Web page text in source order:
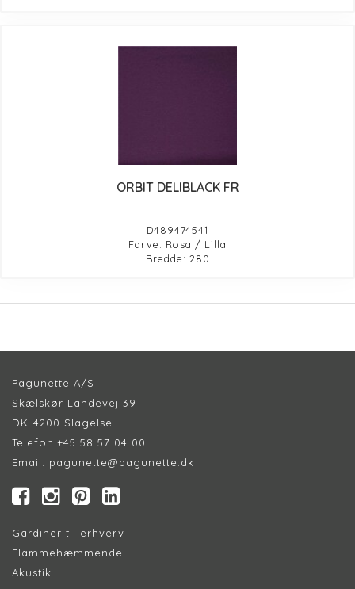
ORBIT DELIBLACK FR
D489474541
Farve: Rosa / Lilla
Bredde: 280
Pagunette A/S
Skælskør Landevej 39
DK-4200 Slagelse
Telefon:+45 58 57 04 00
Email: pagunette@pagunette.dk
Gardiner til erhverv
Flammehæmmende
Akustik